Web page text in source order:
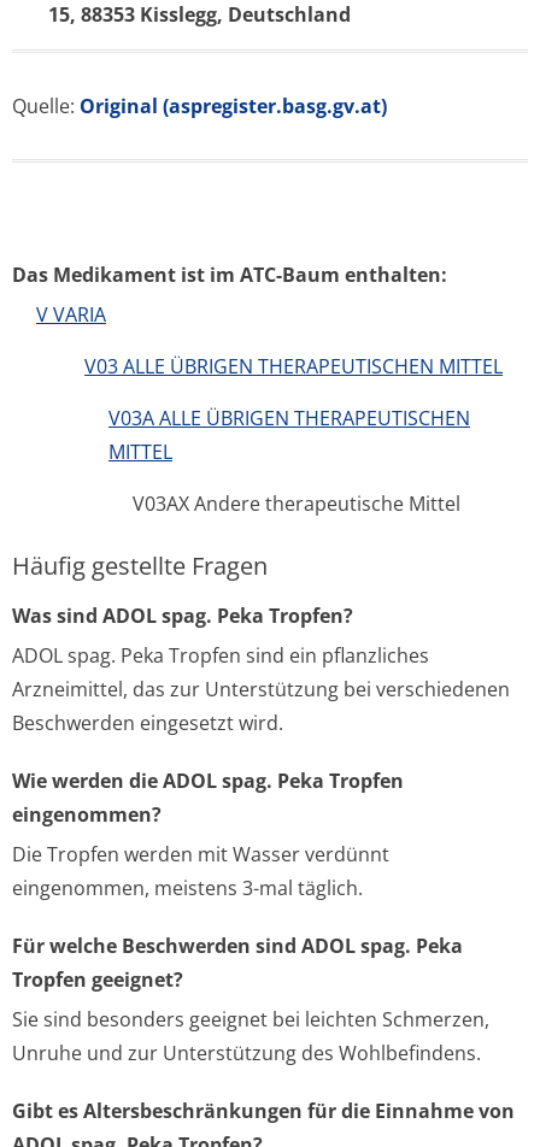
15, 88353 Kisslegg, Deutschland
Quelle: Original (aspregister.basg.gv.at)
Das Medikament ist im ATC-Baum enthalten:
V VARIA
V03 ALLE ÜBRIGEN THERAPEUTISCHEN MITTEL
V03A ALLE ÜBRIGEN THERAPEUTISCHEN
MITTEL
V03AX Andere therapeutische Mittel
Häufig gestellte Fragen
Was sind ADOL spag. Peka Tropfen?
ADOL spag. Peka Tropfen sind ein pflanzliches
Arzneimittel, das zur Unterstützung bei verschiedenen
Beschwerden eingesetzt wird.
Wie werden die ADOL spag. Peka Tropfen
eingenommen?
Die Tropfen werden mit Wasser verdünnt
eingenommen, meistens 3-mal täglich.
Für welche Beschwerden sind ADOL spag. Peka
Tropfen geeignet?
Sie sind besonders geeignet bei leichten Schmerzen,
Unruhe und zur Unterstützung des Wohlbefindens.
Gibt es Altersbeschränkungen für die Einnahme von